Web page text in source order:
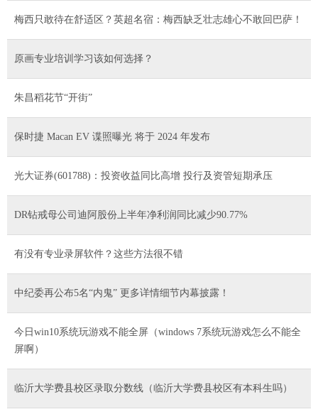
梅西只敢待在舒适区？英超名宿：梅西缺乏壮志雄心不敢回巴萨！
原画专业培训学习该如何选择？
朱昌稻花节“开街”
保时捷 Macan EV 谍照曝光 将于 2024 年发布
光大证券(601788)：投资收益同比高增 投行及资管短期承压
DR钻戒母公司迪阿股份上半年净利润同比减少90.77%
有没有专业录屏软件？这些方法很不错
中纪委再公布5名“内鬼” 更多详情细节内幕披露！
今日win10系统玩游戏不能全屏（windows 7系统玩游戏怎么不能全
屏啊）
临沂大学费县校区录取分数线（临沂大学费县校区有本科生吗）